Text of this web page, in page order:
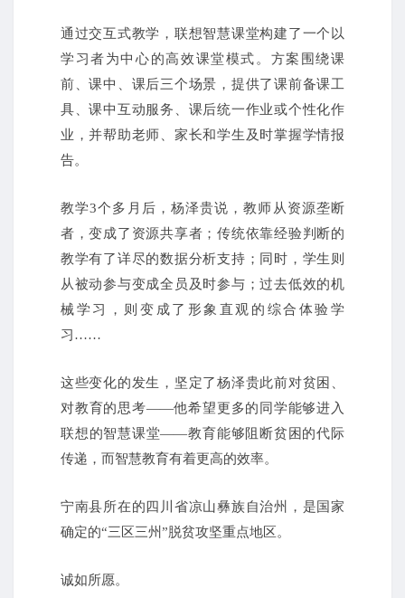
通过交互式教学，联想智慧课堂构建了一个以
学习者为中心的高效课堂模式。方案围绕课
前、课中、课后三个场景，提供了课前备课工
具、课中互动服务、课后统一作业或个性化作
业，并帮助老师、家长和学生及时掌握学情报
告。
教学3个多月后，杨泽贵说，教师从资源垄断
者，变成了资源共享者；传统依靠经验判断的
教学有了详尽的数据分析支持；同时，学生则
从被动参与变成全员及时参与；过去低效的机
械学习，则变成了形象直观的综合体验学
习……
这些变化的发生，坚定了杨泽贵此前对贫困、
对教育的思考——他希望更多的同学能够进入
联想的智慧课堂——教育能够阻断贫困的代际
传递，而智慧教育有着更高的效率。
宁南县所在的四川省凉山彝族自治州，是国家
确定的“三区三州”脱贫攻坚重点地区。
诚如所愿。